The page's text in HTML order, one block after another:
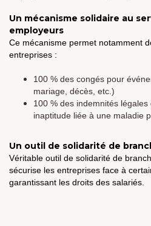
Un mécanisme solidaire au
employeurs
Ce mécanisme permet notamment
entreprises :
100 % des congés pour
mariage, décès, etc.)
100 % des indemnités
inaptitude liée à une maladie
Un outil de solidarité de
Véritable outil de solidarité de
sécurise les entreprises face à
garantissant les droits des salariés.